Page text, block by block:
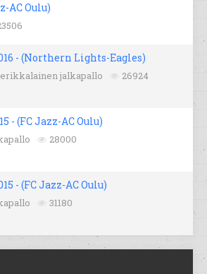
AC Oulu)
- (Northern Lights-Eagles)
jalkapallo 26924
- (FC Jazz-AC Oulu)
28000
- (FC Jazz-AC Oulu)
31180